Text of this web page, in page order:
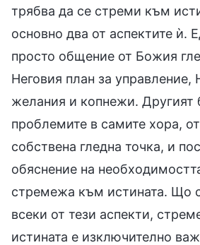
трябва да се стреми към
основно два от аспектите ѝ.
просто общение от Божия
Неговия план за управление,
желания и копнежи. Другият
проблемите в самите хора,
собствена гледна точка, и
обяснение на
стремежа към истината. Що
всеки от тези аспекти,
истината е изключително